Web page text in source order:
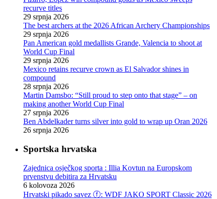
recurve titles
29 srpnja 2026
The best archers at the 2026 African Archery Championships
29 srpnja 2026
Pan American gold medallists Grande, Valencia to shoot at
World Cup Final
29 srpnja 2026
Mexico retains recurve crown as El Salvador shines in
compound
28 srpnja 2026
Martin Damsbo: “Still proud to step onto that stage” – on
making another World Cup Final
27 srpnja 2026
Ben Abdelkader turns silver into gold to wrap up Oran 2026
26 srpnja 2026
Sportska hrvatska
Zajednica osječkog sporta : Illia Kovtun na Europskom
prvenstvu debitira za Hrvatsku
6 kolovoza 2026
Hrvatski pikado savez ⓕ: WDF JAKO SPORT Classic 2026